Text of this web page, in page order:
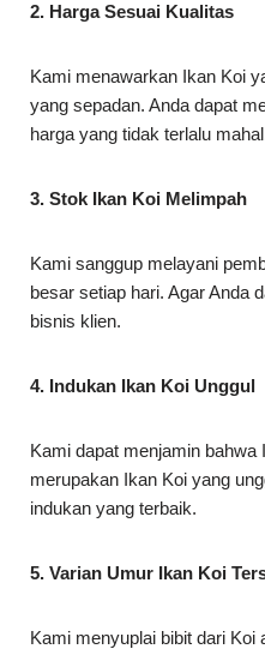
2. Harga Sesuai Kualitas
Kami menawarkan Ikan Koi
yang sepadan. Anda dapat
harga yang tidak terlalu
3. Stok Ikan Koi Melimpah
Kami sanggup melayani
besar setiap hari. Agar Anda
bisnis klien.
4. Indukan Ikan Koi Unggul
Kami dapat menjamin
merupakan Ikan Koi yang
indukan yang terbaik.
5. Varian Umur Ikan Koi
Kami menyuplai bibit dari Koi